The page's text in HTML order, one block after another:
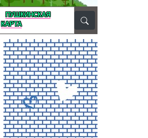
DПУШКИНСКАЯ
КАРТА